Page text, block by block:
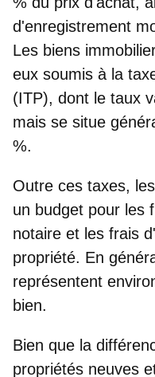
d'enregistrement
Les biens
eux soumis à la
(ITP), dont le taux
mais se situe
%.
Outre ces taxes,
un budget pour les
notaire et les frais
propriété. En
représentent
bien.
Bien que la
propriétés neuves